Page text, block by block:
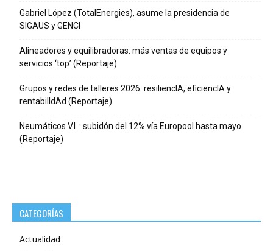
Gabriel López (TotalEnergies), asume la presidencia de
SIGAUS y GENCI
Alineadores y equilibradoras: más ventas de equipos y
servicios ‘top’ (Reportaje)
Grupos y redes de talleres 2026: resiliencIA, eficiencIA y
rentabilIdAd (Reportaje)
Neumáticos V.I. : subidón del 12% vía Europool hasta mayo
(Reportaje)
CATEGORÍAS
Actualidad